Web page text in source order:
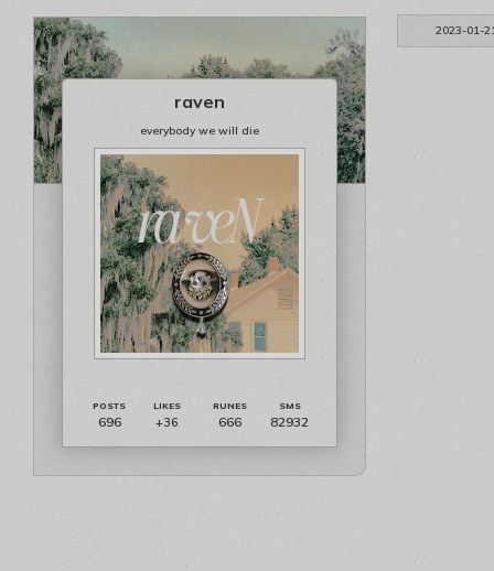
2023-01-
raven
everybody we will die
696 +36 666 82932